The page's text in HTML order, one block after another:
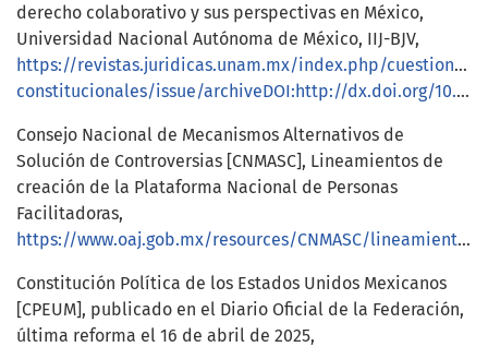
derecho colaborativo y sus perspectivas en México,
Universidad Nacional Autónoma de México, IIJ-BJV,
https://revistas.juridicas.unam.mx/index.php/cuestiones-
constitucionales/issue/archiveDOI:http://dx.doi.org/10.22201/iij.24484881e.2019.40.13234
Consejo Nacional de Mecanismos Alternativos de
Solución de Controversias [CNMASC], Lineamientos de
creación de la Plataforma Nacional de Personas
Facilitadoras,
https://www.oaj.gob.mx/resources/CNMASC/lineamientosCreacionPlataforma.pdf
Constitución Política de los Estados Unidos Mexicanos
[CPEUM], publicado en el Diario Oficial de la Federación,
última reforma el 16 de abril de 2025,